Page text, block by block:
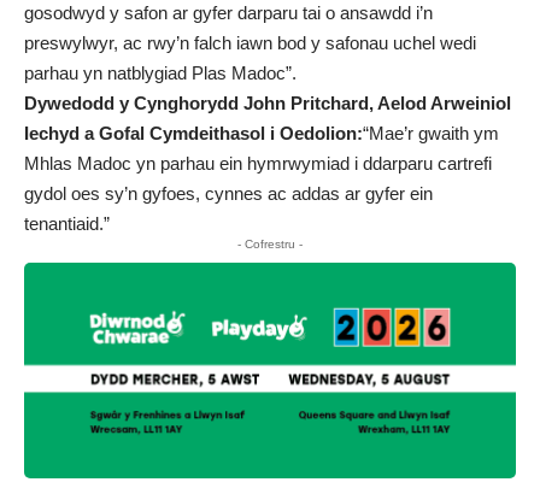
gosodwyd y safon ar gyfer darparu tai o ansawdd i’n
preswylwyr, ac rwy’n falch iawn bod y safonau uchel wedi
parhau yn natblygiad Plas Madoc”.
Dywedodd y Cynghorydd John Pritchard, Aelod Arweiniol
Iechyd a Gofal Cymdeithasol i Oedolion:“Mae’r gwaith ym
Mhlas Madoc yn parhau ein hymrwymiad i ddarparu cartrefi
gydol oes sy’n gyfoes, cynnes ac addas ar gyfer ein
tenantiaid.”
- Cofrestru -